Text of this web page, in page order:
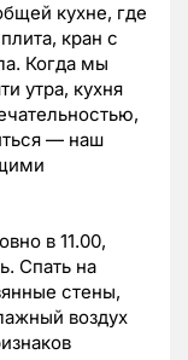
кухне, где
кран с
Когда мы
утра, кухня
— наш
в 11.00,
Спать на
стены,
воздух